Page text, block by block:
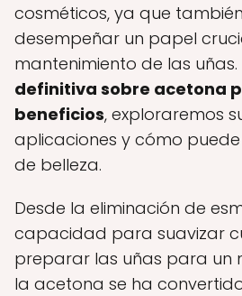
cosméticos, ya que
desempeñar un papel
mantenimiento de las uñas.
definitiva sobre acetona
beneficios, exploraremos
aplicaciones y cómo
de belleza.
Desde la eliminación de
capacidad para suavizar
preparar las uñas para un
la acetona se ha